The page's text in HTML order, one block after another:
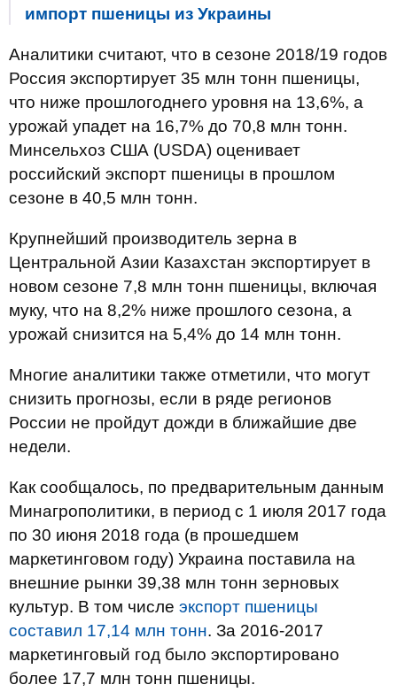
импорт пшеницы из Украины
Аналитики считают, что в сезоне 2018/19 годов
Россия экспортирует 35 млн тонн пшеницы,
что ниже прошлогоднего уровня на 13,6%, а
урожай упадет на 16,7% до 70,8 млн тонн.
Минсельхоз США (USDA) оценивает
российский экспорт пшеницы в прошлом
сезоне в 40,5 млн тонн.
Крупнейший производитель зерна в
Центральной Азии Казахстан экспортирует в
новом сезоне 7,8 млн тонн пшеницы, включая
муку, что на 8,2% ниже прошлого сезона, а
урожай снизится на 5,4% до 14 млн тонн.
Многие аналитики также отметили, что могут
снизить прогнозы, если в ряде регионов
России не пройдут дожди в ближайшие две
недели.
Как сообщалось, по предварительным данным
Минагрополитики, в период с 1 июля 2017 года
по 30 июня 2018 года (в прошедшем
маркетинговом году) Украина поставила на
внешние рынки 39,38 млн тонн зерновых
культур. В том числе экспорт пшеницы
составил 17,14 млн тонн. За 2016-2017
маркетинговый год было экспортировано
более 17,7 млн тонн пшеницы.